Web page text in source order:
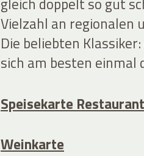
Vielzahl an regionalen
Die beliebten
sich am besten einmal
Speisekarte
Weinkarte